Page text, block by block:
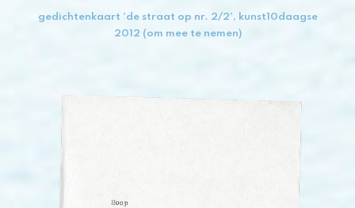
gedichtenkaart 'de straat op nr. 2/2', kunst10daagse
2012 (om mee te nemen)